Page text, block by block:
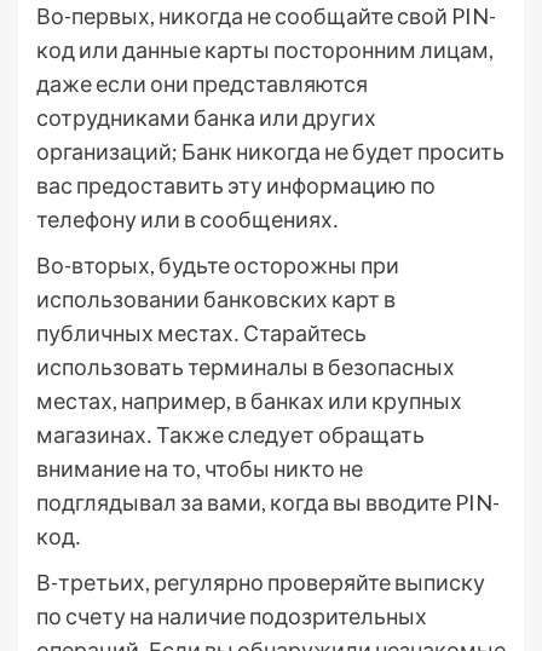
Во-первых, никогда не сообщайте свой PIN-
код или данные карты посторонним лицам,
даже если они представляются
сотрудниками банка или других
организаций; Банк никогда не будет просить
вас предоставить эту информацию по
телефону или в сообщениях․
Во-вторых, будьте осторожны при
использовании банковских карт в
публичных местах․ Старайтесь
использовать терминалы в безопасных
местах, например, в банках или крупных
магазинах․ Также следует обращать
внимание на то, чтобы никто не
подглядывал за вами, когда вы вводите PIN-
код․
В-третьих, регулярно проверяйте выписку
по счету на наличие подозрительных